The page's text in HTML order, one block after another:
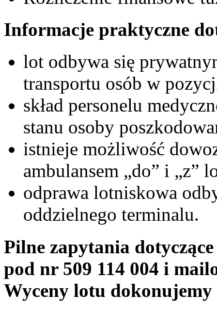
Informacje praktyczne
lot odbywa się
transportu osób w
skład personelu
stanu osoby
istnieje możliwość
ambulansem „do” i „z”
odprawa lotniskowa
oddzielnego terminalu.
Pilne zapytania
pod nr 509 114 004 i
Wyceny lotu dokonujemy